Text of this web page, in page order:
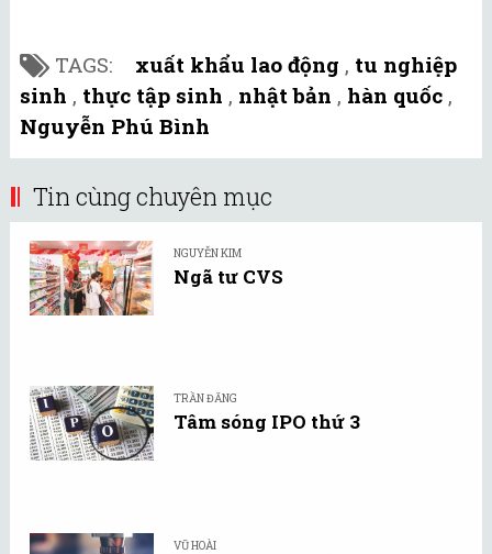
TAGS: xuất khẩu lao động , tu nghiệp
sinh , thực tập sinh , nhật bản , hàn quốc ,
Nguyễn Phú Bình
Tin cùng chuyên mục
NGUYỄN KIM
Ngã tư CVS
TRẦN ĐĂNG
Tâm sóng IPO thứ 3
VŨ HOÀI